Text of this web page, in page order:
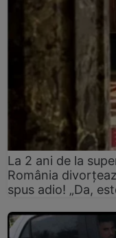
La 2 ani de la
România
spus adio! „Da,